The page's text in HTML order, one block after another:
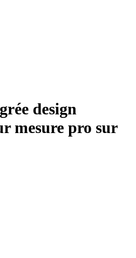
design
mesure pro sur